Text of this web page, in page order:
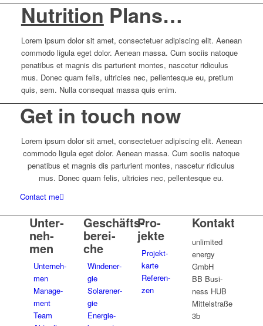
Nut­ri­tion Plans…
Lorem ipsum dolor sit amet, con­sec­te­tuer adi­pi­scing elit. Aenean
commodo ligula eget dolor. Aenean massa. Cum sociis natoque
pena­ti­bus et magnis dis par­tu­ri­ent montes, nasce­tur ridi­cu­lus
mus. Donec quam felis, ultri­cies nec, pel­len­tes­que eu, pretium
quis, sem. Nulla con­se­quat massa quis enim.
Get in touch now
Lorem ipsum dolor sit amet, con­sec­te­tuer adi­pi­scing elit. Aenean
commodo ligula eget dolor. Aenean massa. Cum sociis natoque
pena­ti­bus et magnis dis par­tu­ri­ent montes, nasce­tur ridi­cu­lus
mus. Donec quam felis, ultri­cies nec, pel­len­tes­que eu.
Contact me
Unter­
neh­
men
Unter­neh­
men
Manage­
ment
Team
Geschäfts­
be­rei­
che
Wind­ener­
gie
Solar­ener­
gie
Ener­gie­
Pro­
jekte
Pro­jekt­
karte
Refe­ren­
zen
Kontakt
unli­mi­ted
energy
GmbH
BB Busi­
ness HUB
Mit­tel­straße
3b